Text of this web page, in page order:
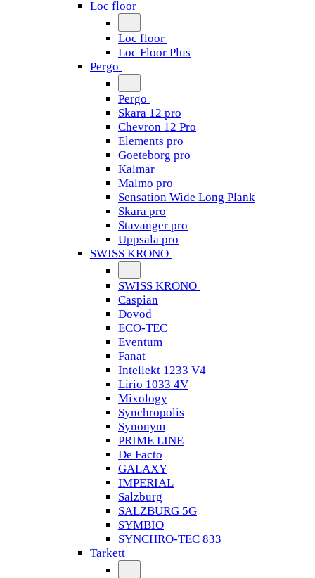
Loc floor
Loc floor
Loc Floor Plus
Pergo
Pergo
Skara 12 pro
Chevron 12 Pro
Elements pro
Goeteborg pro
Kalmar
Malmo pro
Sensation Wide Long Plank
Skara pro
Stavanger pro
Uppsala pro
SWISS KRONO
SWISS KRONO
Caspian
Dovod
ECO-TEC
Eventum
Fanat
Intellekt 1233 V4
Lirio 1033 4V
Mixology
Synchropolis
Synonym
PRIME LINE
De Facto
GALAXY
IMPERIAL
Salzburg
SALZBURG 5G
SYMBIO
SYNCHRO-TEC 833
Tarkett